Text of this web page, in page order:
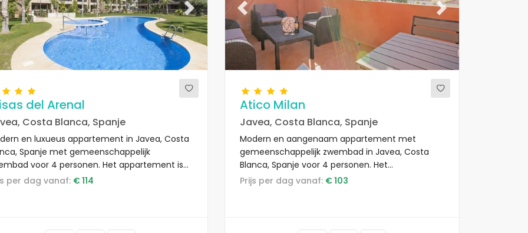
Next
del Arenal
Costa Blanca, Spanje
en luxueus appartement in Javea, Costa
Spanje met gemeenschappelijk
voor 4 personen. Het appartement is
in een urban strandgebied, dicht bij
per dag vanaf: € 114
Previous Next
Atico Milan
Javea, Costa Blanca, Spanje
Modern en aangenaam appartement met
gemeenschappelijk zwembad in Javea, Costa
Blanca, Spanje voor 4 personen. Het
appartement is gelegen in een kust- en stedelijk
Prijs per dag vanaf: € 103